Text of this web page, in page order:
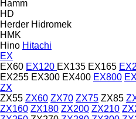
Hamm
HD
Herder Hidromek
HMK
Hino Hitachi
EX
EX60 EX120 EX135 EX165
EX255 EX300 EX400 EX800
ZX
ZX55 ZX60 ZX70 ZX75 ZX85
ZX160 ZX180 ZX200 ZX210